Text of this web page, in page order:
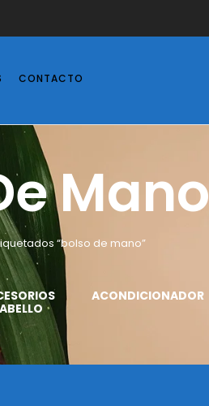
CONTACTO
Mano
“bolso de mano”
ACONDICIONADOR